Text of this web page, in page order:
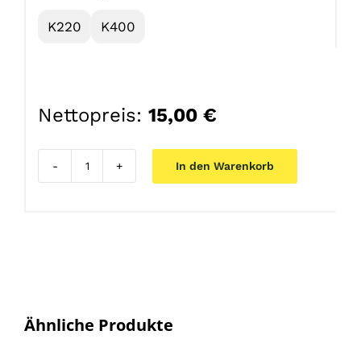
K220 K400
Nettopreis: 15,00 €
In den Warenkorb
Ähnliche Produkte